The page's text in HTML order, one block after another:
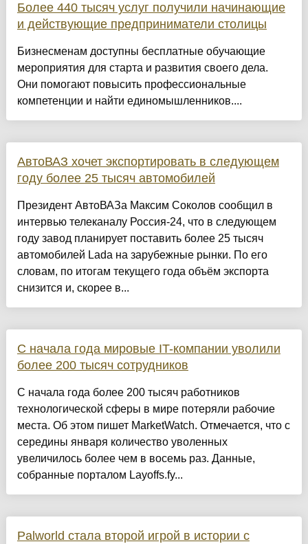
Более 440 тысяч услуг получили начинающие
и действующие предприниматели столицы
Бизнесменам доступны бесплатные обучающие
мероприятия для старта и развития своего дела.
Они помогают повысить профессиональные
компетенции и найти единомышленников....
АвтоВАЗ хочет экспортировать в следующем
году более 25 тысяч автомобилей
Президент АвтоВАЗа Максим Соколов сообщил в
интервью телеканалу Россия-24, что в следующем
году завод планирует поставить более 25 тысяч
автомобилей Lada на зарубежные рынки. По его
словам, по итогам текущего года объём экспорта
снизится и, скорее в...
С начала года мировые IT-компании уволили
более 200 тысяч сотрудников
С начала года более 200 тысяч работников
технологической сферы в мире потеряли рабочие
места. Об этом пишет MarketWatch. Отмечается, что с
середины января количество уволенных
увеличилось более чем в восемь раз. Данные,
собранные порталом Layoffs.fy...
Palworld стала второй игрой в истории с